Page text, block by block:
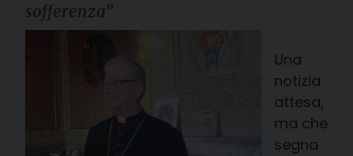
sofferenza”
Una
notizia
attesa,
ma che
segna